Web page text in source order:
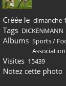
Créée le dimanche
Tags DICKENMANN
Albums Sports/
Visites 15439
Notez cette photo